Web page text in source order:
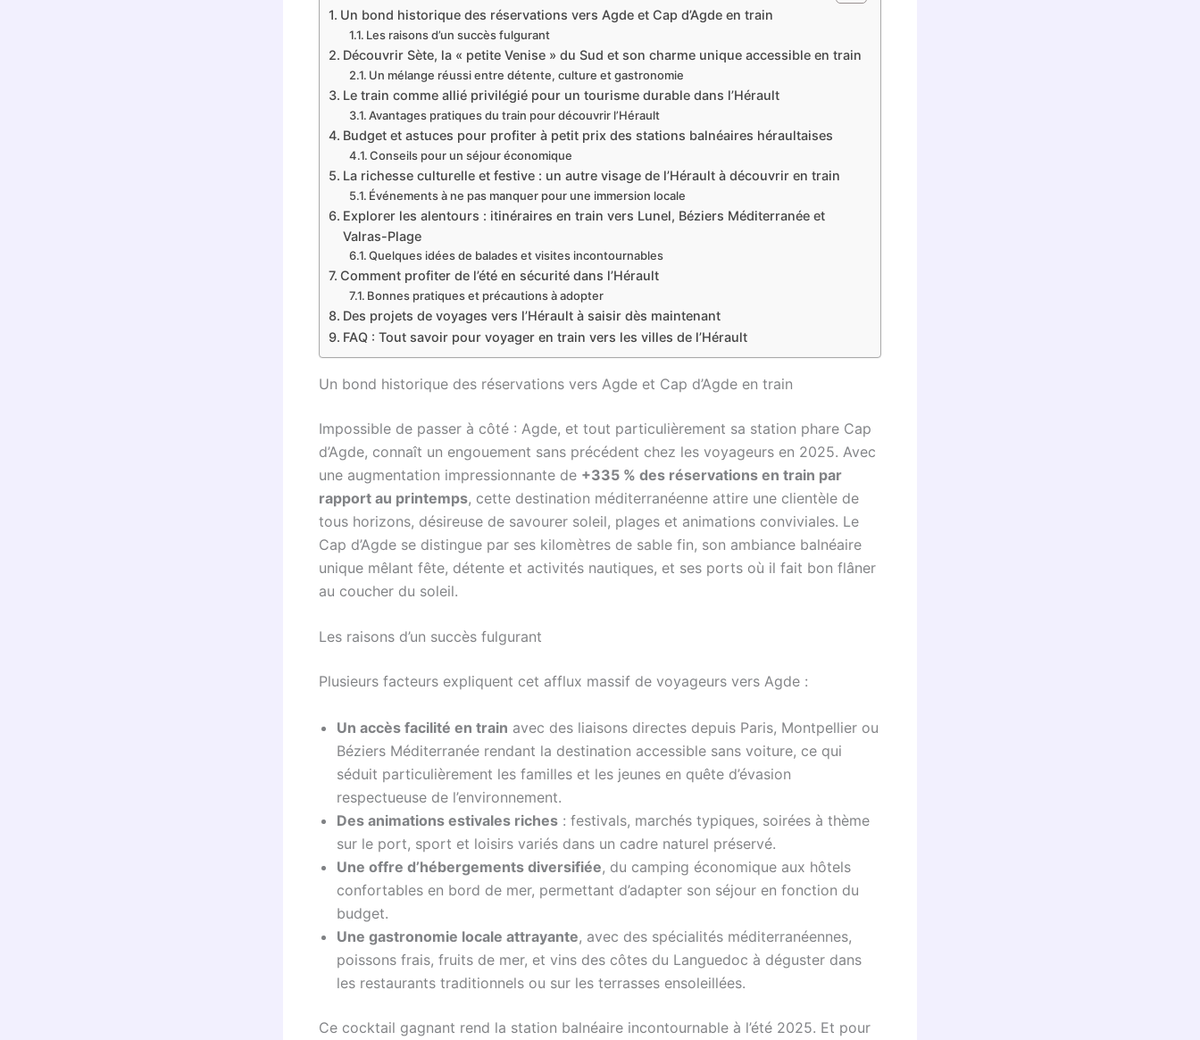
Un bond historique des réservations vers Agde et Cap d’Agde en train
Les raisons d’un succès fulgurant
Découvrir Sète, la « petite Venise » du Sud et son charme unique accessible en train
Un mélange réussi entre détente, culture et gastronomie
Le train comme allié privilégié pour un tourisme durable dans l’Hérault
Avantages pratiques du train pour découvrir l’Hérault
Budget et astuces pour profiter à petit prix des stations balnéaires héraultaises
Conseils pour un séjour économique
La richesse culturelle et festive : un autre visage de l’Hérault à découvrir en train
Événements à ne pas manquer pour une immersion locale
Explorer les alentours : itinéraires en train vers Lunel, Béziers Méditerranée et
Valras-Plage
Quelques idées de balades et visites incontournables
Comment profiter de l’été en sécurité dans l’Hérault
Bonnes pratiques et précautions à adopter
Des projets de voyages vers l’Hérault à saisir dès maintenant
FAQ : Tout savoir pour voyager en train vers les villes de l’Hérault
Un bond historique des réservations vers Agde et Cap d’Agde en train
Impossible de passer à côté : Agde, et tout particulièrement sa station phare Cap
d’Agde, connaît un engouement sans précédent chez les voyageurs en 2025. Avec
une augmentation impressionnante de +335 % des réservations en train par
rapport au printemps, cette destination méditerranéenne attire une clientèle de
tous horizons, désireuse de savourer soleil, plages et animations conviviales. Le
Cap d’Agde se distingue par ses kilomètres de sable fin, son ambiance balnéaire
unique mêlant fête, détente et activités nautiques, et ses ports où il fait bon flâner
au coucher du soleil.
Les raisons d’un succès fulgurant
Plusieurs facteurs expliquent cet afflux massif de voyageurs vers Agde :
Un accès facilité en train avec des liaisons directes depuis Paris, Montpellier ou
Béziers Méditerranée rendant la destination accessible sans voiture, ce qui
séduit particulièrement les familles et les jeunes en quête d’évasion
respectueuse de l’environnement.
Des animations estivales riches : festivals, marchés typiques, soirées à thème
sur le port, sport et loisirs variés dans un cadre naturel préservé.
Une offre d’hébergements diversifiée, du camping économique aux hôtels
confortables en bord de mer, permettant d’adapter son séjour en fonction du
budget.
Une gastronomie locale attrayante, avec des spécialités méditerranéennes,
poissons frais, fruits de mer, et vins des côtes du Languedoc à déguster dans
les restaurants traditionnels ou sur les terrasses ensoleillées.
Ce cocktail gagnant rend la station balnéaire incontournable à l’été 2025. Et pour